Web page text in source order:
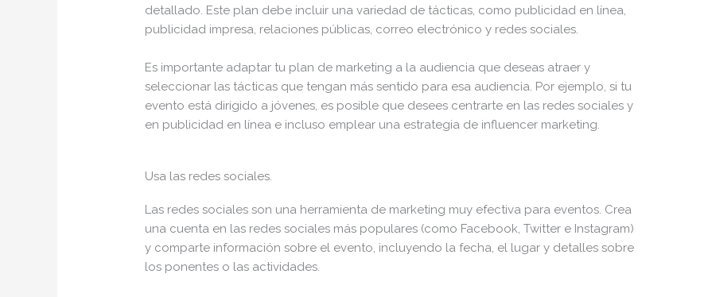
detallado. Este plan debe incluir una variedad de tácticas, como publicidad en línea,
publicidad impresa, relaciones públicas, correo electrónico y redes sociales.
Es importante adaptar tu plan de marketing a la audiencia que deseas atraer y
seleccionar las tácticas que tengan más sentido para esa audiencia. Por ejemplo, si tu
evento está dirigido a jóvenes, es posible que desees centrarte en las redes sociales y
en publicidad en línea e incluso emplear una estrategia de influencer marketing.
Usa las redes sociales.
Las redes sociales son una herramienta de marketing muy efectiva para eventos. Crea
una cuenta en las redes sociales más populares (como Facebook, Twitter e Instagram)
y comparte información sobre el evento, incluyendo la fecha, el lugar y detalles sobre
los ponentes o las actividades.